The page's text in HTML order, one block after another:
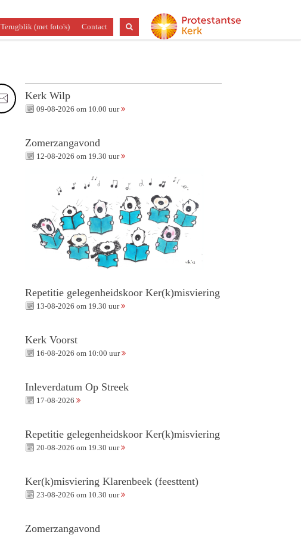
Terugblik (met foto's) Contact
Kerk Wilp
09-08-2026 om 10.00 uur
Zomerzangavond
12-08-2026 om 19.30 uur
Repetitie gelegenheidskoor Ker(k)misviering
13-08-2026 om 19.30 uur
Kerk Voorst
16-08-2026 om 10:00 uur
Inleverdatum Op Streek
17-08-2026
Repetitie gelegenheidskoor Ker(k)misviering
20-08-2026 om 19.30 uur
Ker(k)misviering Klarenbeek (feesttent)
23-08-2026 om 10.30 uur
Zomerzangavond